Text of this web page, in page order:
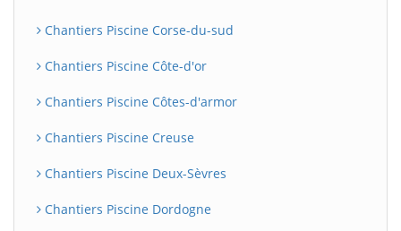
Chantiers Piscine Corse-du-sud
Chantiers Piscine Côte-d'or
Chantiers Piscine Côtes-d'armor
Chantiers Piscine Creuse
Chantiers Piscine Deux-Sèvres
Chantiers Piscine Dordogne